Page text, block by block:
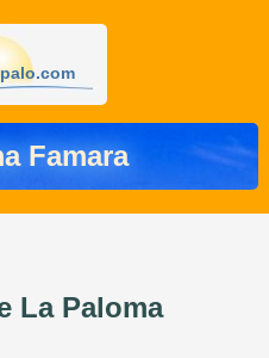
Famara
La Paloma